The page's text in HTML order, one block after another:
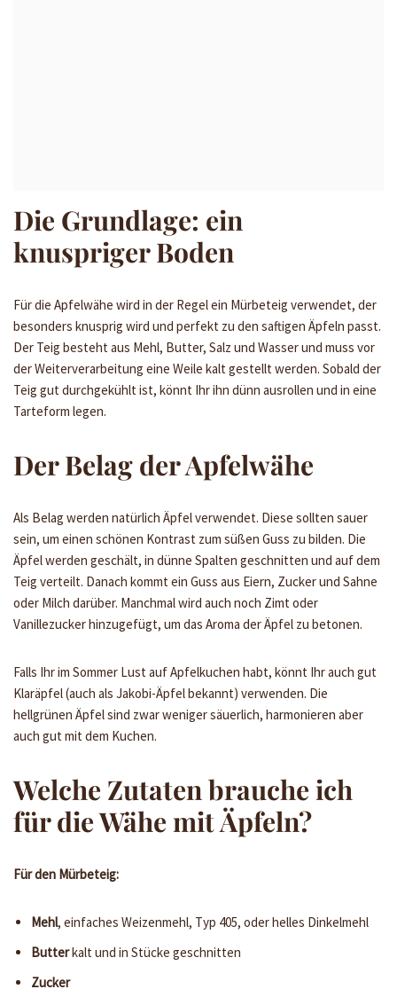
Die Grundlage: ein
knuspriger Boden
Für die Apfelwähe wird in der Regel ein Mürbeteig verwendet, der
besonders knusprig wird und perfekt zu den saftigen Äpfeln passt.
Der Teig besteht aus Mehl, Butter, Salz und Wasser und muss vor
der Weiterverarbeitung eine Weile kalt gestellt werden. Sobald der
Teig gut durchgekühlt ist, könnt Ihr ihn dünn ausrollen und in eine
Tarteform legen.
Der Belag der Apfelwähe
Als Belag werden natürlich Äpfel verwendet. Diese sollten sauer
sein, um einen schönen Kontrast zum süßen Guss zu bilden. Die
Äpfel werden geschält, in dünne Spalten geschnitten und auf dem
Teig verteilt. Danach kommt ein Guss aus Eiern, Zucker und Sahne
oder Milch darüber. Manchmal wird auch noch Zimt oder
Vanillezucker hinzugefügt, um das Aroma der Äpfel zu betonen.
Falls Ihr im Sommer Lust auf Apfelkuchen habt, könnt Ihr auch gut
Klaräpfel (auch als Jakobi-Äpfel bekannt) verwenden. Die
hellgrünen Äpfel sind zwar weniger säuerlich, harmonieren aber
auch gut mit dem Kuchen.
Welche Zutaten brauche ich
für die Wähe mit Äpfeln?
Für den Mürbeteig:
Mehl, einfaches Weizenmehl, Typ 405, oder helles Dinkelmehl
Butterkalt und in Stücke geschnitten
Zucker